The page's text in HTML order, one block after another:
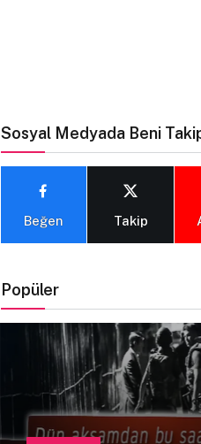
Sosyal Medyada Beni
Beğen Takip
Popüler